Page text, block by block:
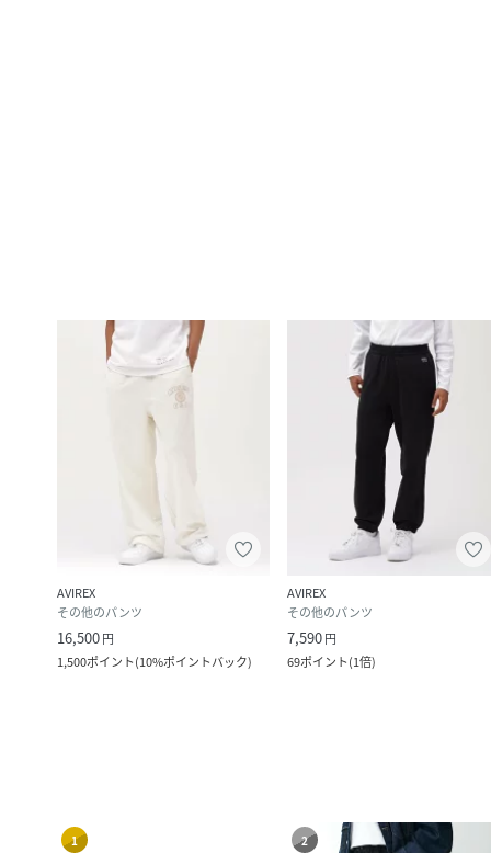
AVIREX
その他のパンツ
16,500円
1,500ポイント(10%ポイントバック)
AVIREX
その他のパンツ
7,590円
69ポイント(1倍)
1 2